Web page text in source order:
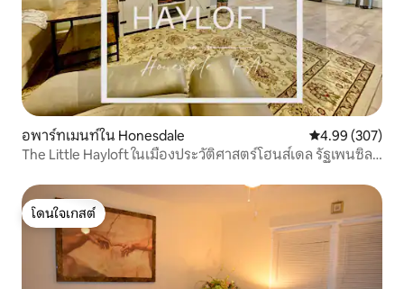
อพาร์ทเมนท์ใน Honesdale คะแนนเฉลี่ย
4.99 (307)
The Little Hayloft ในเมืองประวัติศาสตร์โฮนส์เดล รัฐเพนซิลเว
โดนใจเกสต์
โดนใจเกสต์